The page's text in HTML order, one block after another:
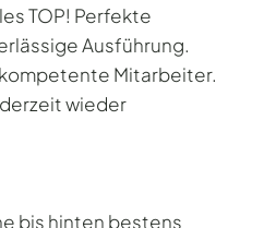
TOP! Perfekte
Ausführung.
Mitarbeiter.
wieder
bis hinten bestens